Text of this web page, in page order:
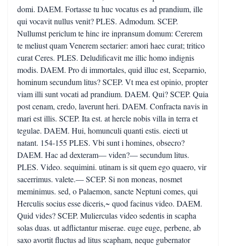
domi. DAEM. Fortasse tu huc vocatus es ad prandium, ille
qui vocavit nullus venit? PLES. Admodum. SCEP.
Nullumst periclum te hinc ire inpransum domum: Cererem
te meliust quam Venerem sectarier: amori haec curat; tritico
curat Ceres. PLES. Deludificavit me illic homo indignis
modis. DAEM. Pro di immortales, quid illuc est, Sceparnio,
hominum secundum litus? SCEP. Vt mea est opinio, propter
viam illi sunt vocati ad prandium. DAEM. Qui? SCEP. Quia
post cenam, credo, laverunt heri. DAEM. Confracta navis in
mari est illis. SCEP. Ita est. at hercle nobis villa in terra et
tegulae. DAEM. Hui, homunculi quanti estis. eiecti ut
natant. 154-155 PLES. Vbi sunt i homines, obsecro?
DAEM. Hac ad dexteram— viden?— secundum litus.
PLES. Video. sequimini. utinam is sit quem ego quaero, vir
sacerrimus. valete.— SCEP. Si non moneas, nosmet
meminimus. sed, o Palaemon, sancte Neptuni comes, qui
Herculis socius esse diceris,~ quod facinus video. DAEM.
Quid vides? SCEP. Mulierculas video sedentis in scapha
solas duas. ut adflictantur miserae. euge euge, perbene, ab
saxo avortit fluctus ad litus scapham, neque gubernator